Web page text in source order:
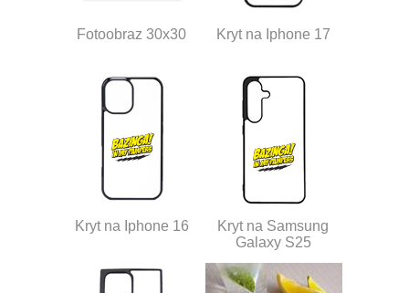
Fotoobraz 30x30 Kryt na Iphone 17
Kryt na Iphone 16
Kryt na Samsung
Galaxy S25